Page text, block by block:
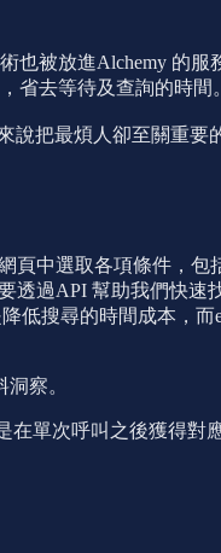
被放進Alchemy 的
省去等待及查詢的時間。
把最煩人卻至關重要
中選取各項條件，
過API 幫助我們快
低搜尋的時間成本，
察。
單次呼叫之後獲得對